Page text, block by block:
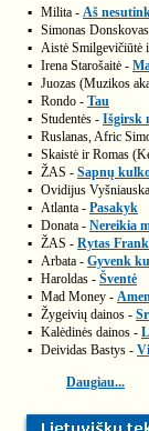
▪ Milita - Aš
▪ Simonas
▪ Aistė Smilgevičiūtė
▪ Irena Starošaitė -
▪ Juozas (Muzikos
▪ Rondo - Tau
▪ Studentės - Išgirsk
▪ Ruslanas, Afric
▪ Skaistė ir Romas
▪ ŽAS - Sapnų
▪ Ovidijus
▪ Atlanta - Pasakyk
▪ Donata - Nereikia
▪ ŽAS - Rytas
▪ Arbata - Gyvenk
▪ Haroldas - Šventė
▪ Mad Money -
▪ Žygeivių dainos -
▪ Kalėdinės dainos -
▪ Deividas Bastys -
Daugiau...